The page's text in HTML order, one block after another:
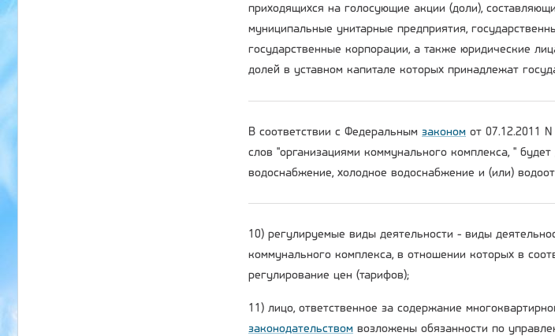
приходящихся на голосующие акции (доли),
муниципальные унитарные предприятия,
государственные корпорации, а также юридические
долей в уставном капитале которых принадлежат
В соответствии с Федеральным законом от 07.12.2011
слов "организациями коммунального комплекса, "
водоснабжение, холодное водоснабжение и (или)
10) регулируемые виды деятельности - виды
коммунального комплекса, в отношении которых в
регулирование цен (тарифов);
11) лицо, ответственное за содержание
законодательством возложены обязанности по